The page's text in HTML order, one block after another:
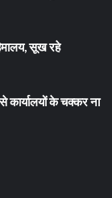
सूख रहे
कार्यालयों के चक्कर ना